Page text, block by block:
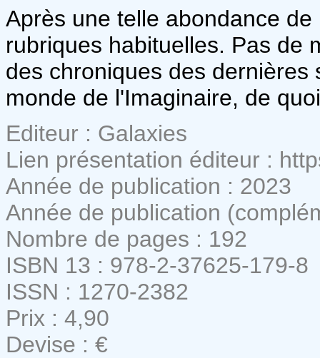
Après une telle abondance
rubriques habituelles. Pas de
des chroniques des
monde de l'Imaginaire, de
Editeur : Galaxies
Lien présentation éditeur :
Année de publication : 2023
Année de publication
Nombre de pages : 192
ISBN 13 : 978-2-37625-179-8
ISSN : 1270-2382
Prix : 4,90
Devise : €